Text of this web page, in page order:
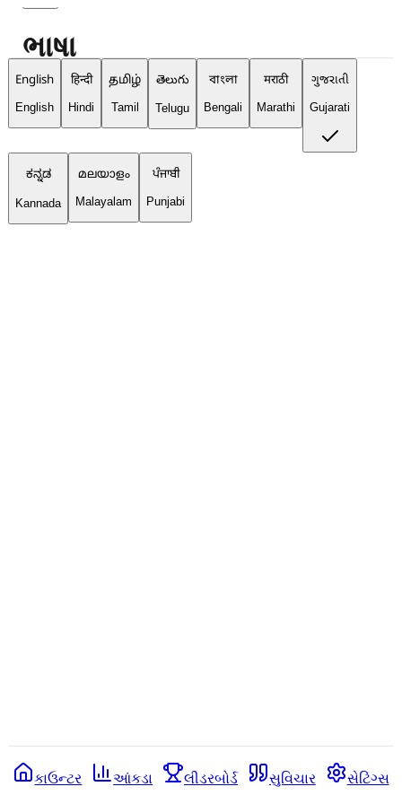
ભાષા
English
English
हिन्दी
Hindi
தமிழ்
Tamil
తెలుగు
Telugu
বাংলা
Bengali
मराठी
Marathi
ગુજરાતી
Gujarati
ಕನ್ನಡ
Kannada
മലയാളം
Malayalam
ਪੰਜਾਬੀ
Punjabi
કાઉન્ટર આંકડા લીડરબોર્ડ સુવિચાર સેટિંગ્સ